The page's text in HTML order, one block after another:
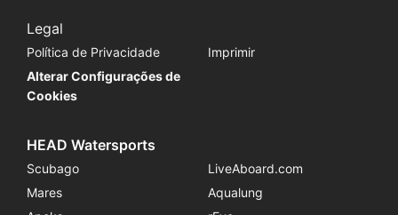
Legal
Política de Privacidade
Imprimir
Alterar Configurações de
Cookies
HEAD Watersports
Scubago
LiveAboard.com
Mares
Aqualung